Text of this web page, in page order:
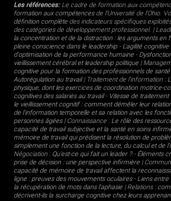
Les références:Le cadre de formation aux
formation aux compétencesde l'Université de l'Ohio.
définition complètedes indicateurs spécifiques
des catégories de développement professionnel. |
la concentration et de la distraction : les arguments en
pleine conscience dans le leadership- L'agilité
d'optimisation de la performance humaine-
vieillissement cérébral et leadership politique|
cognitive pour la formation des professionnels de
Autorégulation au travail| Traitement de l'information :
physique, dont les exercices de coordination motrice-
cognitives des salariés au travail- Vitesse de
le vieillissement cognitif : comment démêler leur
de l'information temporelle et sa relation avec les
personnes âgées| Connaissance : Le rôle des
capacité de travail subjective et la santé en soins
mémoire de travail qui prédisent la résolution de
simplement une fonction de la lecture, du calcul et de
Négociation : Qu'est-ce qui fait un leader ?- Éléments
prise de décision : une perspective infirmière|
capacité de mémoire de travail affectent la
ligne : preuves des mouvements oculaires- Liens
la récupération de mots dans l'aphasie| Relations :
décrivent-ils la surcharge cognitive chez leurs